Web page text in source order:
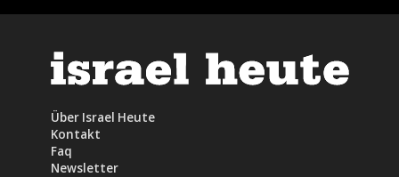
Über Israel Heute
Kontakt
Faq
Newsletter